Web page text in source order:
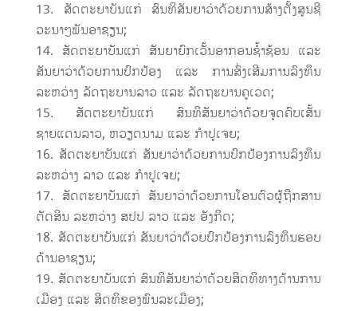
ສັດຕະຍາບັນແກ່ ສົນທິສັນຍາວ່າດ້ວຍການສ້າງຕັ້ງສູນຊີ
ວະນາໆພັນອາຊຽນ;
ສັດຕະຍາບັນແກ່ ສັນຍາຍົກເວັ້ນອາກອນຊ້ຳຊ້ອນ ແລະ
ສັນຍາວ່າດ້ວຍການປົກປ້ອງ ແລະ ການສົ່ງເສີມການລົງທຶນ
ລະຫວ່າງ ລັດຖະບານລາວ ແລະ ລັດຖະບານຄູເວດ;
ສັດຕະຍາບັນແກ່ ສົນທິສັນຍາວ່າດ້ວຍຈຸດຄົບເສັ້ນ
ຊາຍແດນລາວ, ຫວຽດນາມ ແລະ ກຳປູເຈຍ;
ສັດຕະຍາບັນແກ່ ສັນຍາວ່າດ້ວຍການປົກປ້ອງການລົງທຶນ
ລະຫວ່າງ ລາວ ແລະ ກຳປູເຈຍ;
ສັດຕະຍາບັນແກ່ ສັນຍາວ່າດ້ວຍການໂອນຕົວຜູ້ຖືກສານ
ຕັດສິນ ລະຫວ່າງ ສປປ ລາວ ແລະ ອັງກິດ;
ສັດຕະຍາບັນແກ່ ສັນຍາວ່າດ້ວຍປົກປ້ອງການລົງທຶນຮອບ
ດ້ານອາຊຽນ;
ສັດຕະຍາບັນແກ່ ສົນທິສັນຍາວ່າດ້ວຍສິດທິທາງດ້ານການ
ເມືອງ ແລະ ສິດທິຂອງພົນລະເມືອງ;